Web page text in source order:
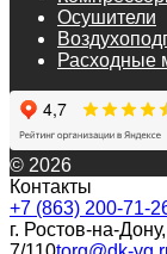
Осушители
Расходные
© 2026
Контакты
+7 (863) 200-71-
г. Ростов-на-